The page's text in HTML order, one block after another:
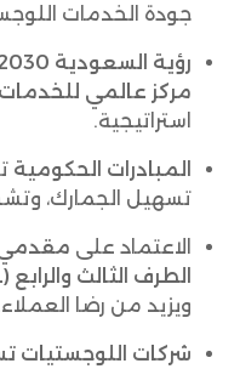
جودة الخدمات
رؤية السعودية 2030
مركز عالمي
استراتيجية.
المبادرات الحكومية
تسهيل الجمارك،
الاعتماد على مقدمي
الطرف الثالث والرابع (3PL و4PL)
ويزيد من رضا
شركات اللوجستيات